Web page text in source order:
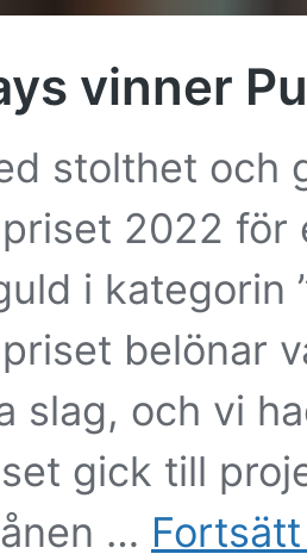
vinner
stolthet och
2022 för
i kategorin
belönar
slag, och vi
gick till
…